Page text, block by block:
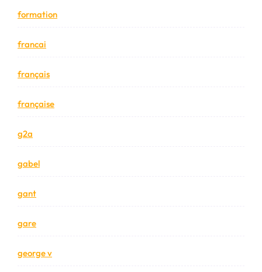
formation
francai
français
française
g2a
gabel
gant
gare
george v